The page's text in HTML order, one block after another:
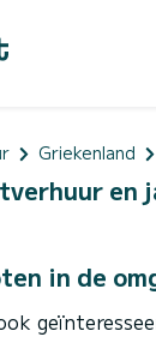
Griekenland
in de